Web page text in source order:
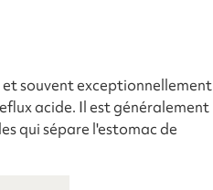
et souvent exceptionnellement
acide. Il est généralement
qui sépare l'estomac de